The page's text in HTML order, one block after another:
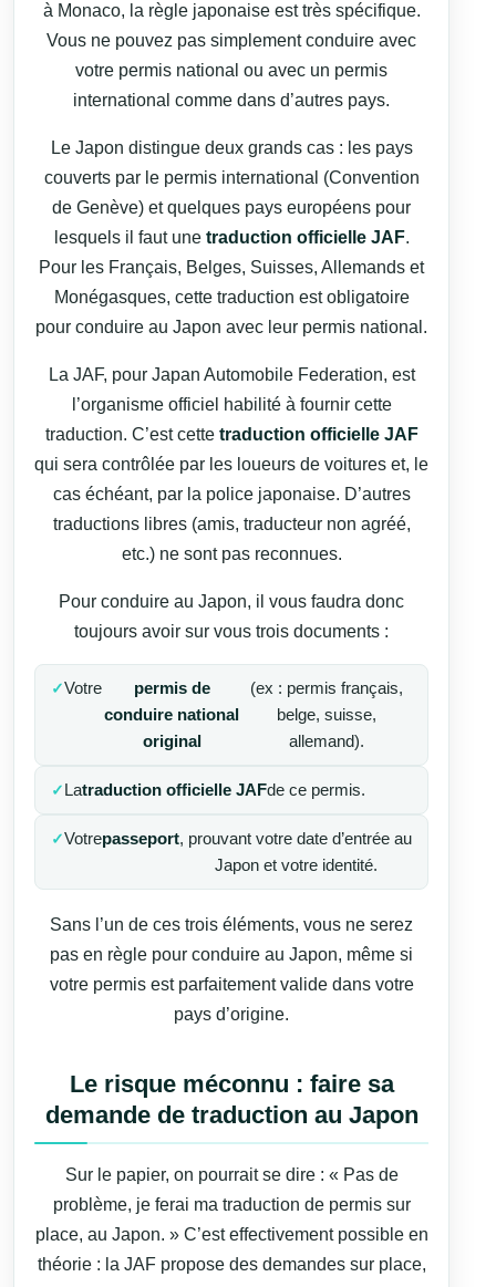
à Monaco, la règle japonaise est très spécifique.
Vous ne pouvez pas simplement conduire avec
votre permis national ou avec un permis
international comme dans d’autres pays.
Le Japon distingue deux grands cas : les pays
couverts par le permis international (Convention
de Genève) et quelques pays européens pour
lesquels il faut une traduction officielle JAF.
Pour les Français, Belges, Suisses, Allemands et
Monégasques, cette traduction est obligatoire
pour conduire au Japon avec leur permis national.
La JAF, pour Japan Automobile Federation, est
l’organisme officiel habilité à fournir cette
traduction. C’est cette traduction officielle JAF
qui sera contrôlée par les loueurs de voitures et, le
cas échéant, par la police japonaise. D’autres
traductions libres (amis, traducteur non agréé,
etc.) ne sont pas reconnues.
Pour conduire au Japon, il vous faudra donc
toujours avoir sur vous trois documents :
Votre
permis de
conduire national
original
(ex : permis français,
belge, suisse,
allemand).
Latraduction officielle JAFde ce permis.
Votrepasseport, prouvant votre date d’entrée au
Japon et votre identité.
Sans l’un de ces trois éléments, vous ne serez
pas en règle pour conduire au Japon, même si
votre permis est parfaitement valide dans votre
pays d’origine.
Le risque méconnu : faire sa
demande de traduction au Japon
Sur le papier, on pourrait se dire : « Pas de
problème, je ferai ma traduction de permis sur
place, au Japon. » C’est effectivement possible en
théorie : la JAF propose des demandes sur place,